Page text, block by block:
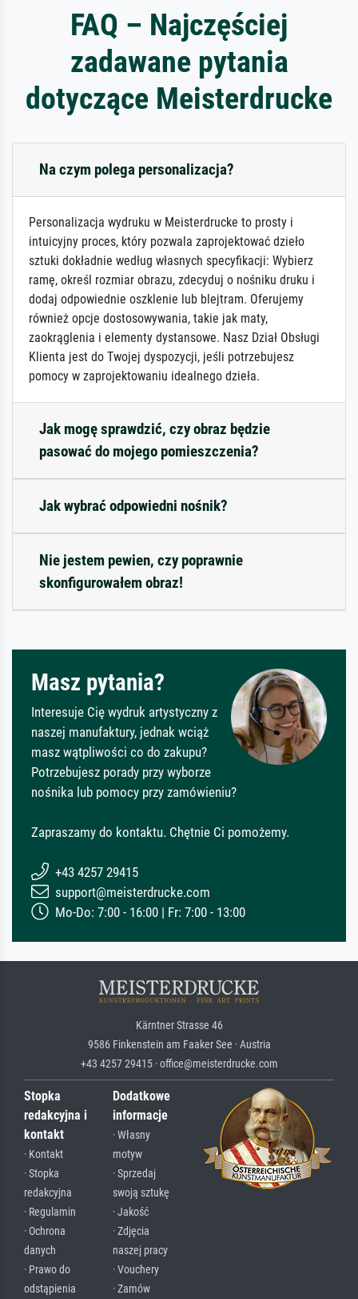
FAQ – Najczęściej
zadawane pytania
dotyczące Meisterdrucke
Na czym polega personalizacja?
Personalizacja wydruku w Meisterdrucke to prosty i
intuicyjny proces, który pozwala zaprojektować dzieło
sztuki dokładnie według własnych specyfikacji: Wybierz
ramę, określ rozmiar obrazu, zdecyduj o nośniku druku i
dodaj odpowiednie oszklenie lub blejtram. Oferujemy
również opcje dostosowywania, takie jak maty,
zaokrąglenia i elementy dystansowe. Nasz Dział Obsługi
Klienta jest do Twojej dyspozycji, jeśli potrzebujesz
pomocy w zaprojektowaniu idealnego dzieła.
Jak mogę sprawdzić, czy obraz będzie
pasować do mojego pomieszczenia?
Jak wybrać odpowiedni nośnik?
Nie jestem pewien, czy poprawnie
skonfigurowałem obraz!
Masz pytania?
Interesuje Cię wydruk artystyczny z
naszej manufaktury, jednak wciąż
masz wątpliwości co do zakupu?
Potrzebujesz porady przy wyborze
nośnika lub pomocy przy zamówieniu?
Zapraszamy do kontaktu. Chętnie Ci pomożemy.
+43 4257 29415
support@meisterdrucke.com
Mo-Do: 7:00 - 16:00 | Fr: 7:00 - 13:00
Kärntner Strasse 46
9586 Finkenstein am Faaker See · Austria
+43 4257 29415 · office@meisterdrucke.com
Stopka
redakcyjna i
kontakt
· Kontakt
· Stopka
redakcyjna
· Regulamin
· Ochrona
danych
· Prawo do
odstąpienia
Dodatkowe
informacje
· Własny
motyw
· Sprzedaj
swoją sztukę
· Jakość
· Zdjęcia
naszej pracy
· Vouchery
· Zamów